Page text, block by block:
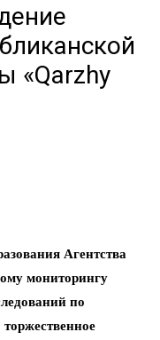
«Qarzhy
Агентства
мониторингу
по